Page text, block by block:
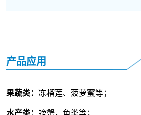
产品应用
果蔬类： 冻榴莲、菠萝蜜等；
水产类： 螃蟹，鱼类等；